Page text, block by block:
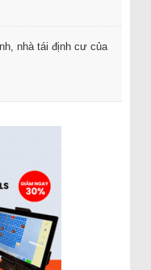
nhà tái định cư của